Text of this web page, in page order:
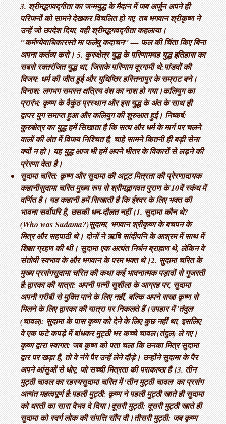
3. श्रीमद्भगवद्गीता का जन्म ​युद्ध के मैदान में जब अर्जुन अपने ही
परिजनों को सामने देखकर विचलित हो गए, तब भगवान श्रीकृष्ण ने
उन्हें जो उपदेश दिया, वही श्रीमद्भगवद्गीता कहलाया। ​
"कर्मण्येवाधिकारस्ते मा फलेषु कदाचन" — फल की चिंता किए बिना
अपना कर्तव्य करो। 5. कुरुक्षेत्र युद्ध के परिणाम ​यह युद्ध इतिहास का
सबसे रक्तरंजित युद्ध था, जिसके परिणाम दूरगामी थे: ​पांडवों की
विजय: धर्म की जीत हुई और युधिष्ठिर हस्तिनापुर के सम्राट बने। ​
विनाश: लगभग समस्त क्षत्रिय वंश का नाश हो गया। ​कलियुग का
प्रारंभ: कृष्ण के वैकुंठ प्रस्थान और इस युद्ध के अंत के साथ ही
द्वापर युग समाप्त हुआ और कलियुग की शुरुआत हुई। निष्कर्ष:
कुरुक्षेत्र का युद्ध हमें सिखाता है कि सत्य और धर्म के मार्ग पर चलने
वालों की अंत में विजय निश्चित है, चाहे सामने कितनी ही बड़ी सेना
क्यों न हो। यह युद्ध आज भी हमें अपने भीतर के विकारों से लड़ने की
प्रेरणा देता है।
सुदामा चरित: कृष्ण और सुदामा की अटूट मित्रता की प्रेरणादायक
कहानी ​सुदामा चरित मुख्य रूप से श्रीमद्भागवत पुराण के 10वें स्कंध में
वर्णित है। यह कहानी हमें सिखाती है कि ईश्वर के लिए भक्त की
भावना सर्वोपरि है, उसकी धन-दौलत नहीं। ​1. सुदामा कौन थे?
(Who was Sudama?) ​सुदामा, भगवान श्रीकृष्ण के बचपन के
मित्र और सहपाठी थे। दोनों ने ऋषि सांदीपनि के आश्रम में साथ में
शिक्षा ग्रहण की थी। सुदामा एक अत्यंत निर्धन ब्राह्मण थे, लेकिन वे
संतोषी स्वभाव के और भगवान के परम भक्त थे। ​2. सुदामा चरित के
मुख्य प्रसंग ​सुदामा चरित की कथा कई भावनात्मक पड़ावों से गुजरती
है: ​द्वारका की यात्रा: अपनी पत्नी सुशीला के आग्रह पर, सुदामा
अपनी गरीबी से मुक्ति पाने के लिए नहीं, बल्कि अपने सखा कृष्ण से
मिलने के लिए द्वारका की यात्रा पर निकलते हैं। ​उपहार में 'तंदुल'
(चावल): सुदामा के पास कृष्ण को देने के लिए कुछ नहीं था, इसलिए
वे एक फटे कपड़े में बांधकर मुट्ठी भर कच्चे चावल (तंदुल) ले गए। ​
कृष्ण द्वारा स्वागत: जब कृष्ण को पता चला कि उनका मित्र सुदामा
द्वार पर खड़ा है, तो वे नंगे पैर उन्हें लेने दौड़े। उन्होंने सुदामा के पैर
अपने आंसुओं से धोए, जो सच्ची मित्रता की पराकाष्ठा है। ​3. तीन
मुट्ठी चावल का रहस्य ​सुदामा चरित में 'तीन मुट्ठी चावल' का प्रसंग
अत्यंत महत्वपूर्ण है: ​पहली मुट्ठी: कृष्ण ने पहली मुट्ठी खाते ही सुदामा
को धरती का सारा वैभव दे दिया। ​दूसरी मुट्ठी: दूसरी मुट्ठी खाते ही
सुदामा को स्वर्ग लोक की संपत्ति सौंप दी। ​तीसरी मुट्ठी: जब कृष्ण